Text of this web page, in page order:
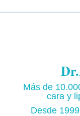
Más de
cara y
Desde